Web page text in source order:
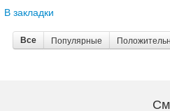
В закладки
Все Популярные